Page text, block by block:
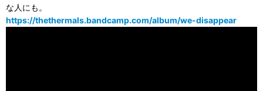
な人にも。
https://thethermals.bandcamp.com/album/we-disappear